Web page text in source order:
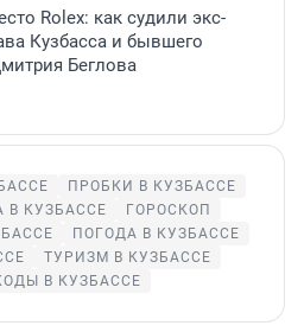
Rolex: как судили экс-
Кузбасса и бывшего
Беглова
ПРОБКИ В КУЗБАССЕ
В КУЗБАССЕ
ГОРОСКОП
ПОГОДА В КУЗБАССЕ
ТУРИЗМ В КУЗБАССЕ
В КУЗБАССЕ